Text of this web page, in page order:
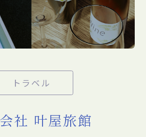
トラベル
社 叶屋旅館